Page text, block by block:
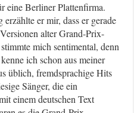
eine Berliner Plattenfirma.
er mir, dass er gerade
alter Grand-Prix-
mich sentimental, denn
ich schon aus meiner
üblich, fremdsprachige Hits
Sänger, die ein
einem deutschen Text